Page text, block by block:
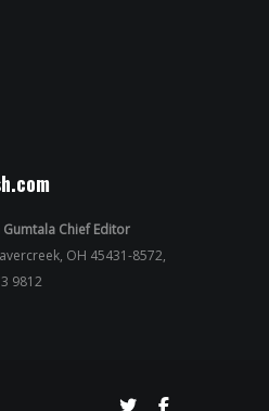
Chief Editor
OH 45431-8572,
9812